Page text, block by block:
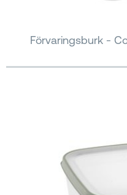
Förvaringsburk -